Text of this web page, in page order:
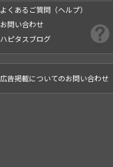
よくあるご質問（ヘルプ）
お問い合わせ
ハピタスブログ
広告掲載についてのお問い合わせ